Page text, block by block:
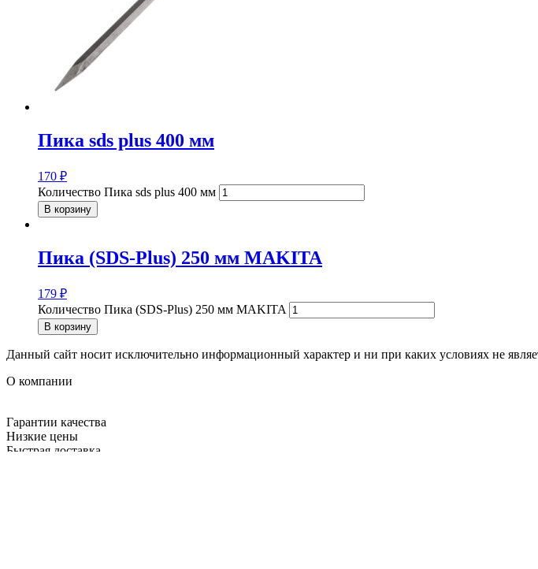
Пика sds plus 400 мм
170 ₽
Количество Пика sds plus 400 мм
В корзину
Пика (SDS-Plus) 250 мм MAKITA
179 ₽
Количество Пика (SDS-Plus) 250 мм MAKITA
В корзину
Данный сайт носит исключительно информационный характер и ни при каких условиях не
О компании
Гарантии качества
Низкие цены
Быстрая доставка